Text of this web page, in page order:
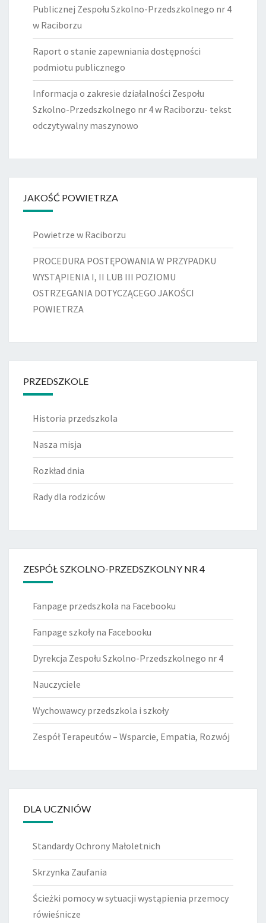
Publicznej Zespołu Szkolno-Przedszkolnego nr 4
w Raciborzu
Raport o stanie zapewniania dostępności
podmiotu publicznego
Informacja o zakresie działalności Zespołu
Szkolno-Przedszkolnego nr 4 w Raciborzu- tekst
odczytywalny maszynowo
JAKOŚĆ POWIETRZA
Powietrze w Raciborzu
PROCEDURA POSTĘPOWANIA W PRZYPADKU
WYSTĄPIENIA I, II LUB III POZIOMU
OSTRZEGANIA DOTYCZĄCEGO JAKOŚCI
POWIETRZA
PRZEDSZKOLE
Historia przedszkola
Nasza misja
Rozkład dnia
Rady dla rodziców
ZESPÓŁ SZKOLNO-PRZEDSZKOLNY NR 4
Fanpage przedszkola na Facebooku
Fanpage szkoły na Facebooku
Dyrekcja Zespołu Szkolno-Przedszkolnego nr 4
Nauczyciele
Wychowawcy przedszkola i szkoły
Zespół Terapeutów – Wsparcie, Empatia, Rozwój
DLA UCZNIÓW
Standardy Ochrony Małoletnich
Skrzynka Zaufania
Ścieżki pomocy w sytuacji wystąpienia przemocy
rówieśnicze